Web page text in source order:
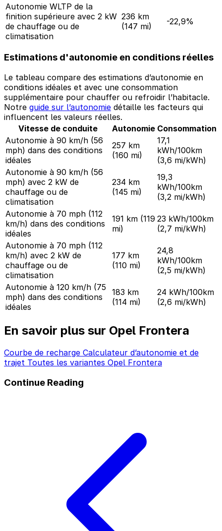
Autonomie WLTP de la
finition supérieure avec 2 kW
de chauffage ou de
climatisation
236 km
(147 mi)
-22,9%
Estimations d'autonomie en conditions réelles
Le tableau compare des estimations d’autonomie en
conditions idéales et avec une consommation
supplémentaire pour chauffer ou refroidir l’habitacle.
Notre guide sur l’autonomie détaille les facteurs qui
influencent les valeurs réelles.
Vitesse de conduite
Autonomie Consommation
Autonomie à 90 km/h (56
mph) dans des conditions
idéales
257 km
(160 mi)
17,1
kWh/100km
(3,6 mi/kWh)
Autonomie à 90 km/h (56
mph) avec 2 kW de
chauffage ou de
climatisation
234 km
(145 mi)
19,3
kWh/100km
(3,2 mi/kWh)
Autonomie à 70 mph (112
km/h) dans des conditions
idéales
191 km (119
mi)
23 kWh/100km
(2,7 mi/kWh)
Autonomie à 70 mph (112
km/h) avec 2 kW de
chauffage ou de
climatisation
177 km
(110 mi)
24,8
kWh/100km
(2,5 mi/kWh)
Autonomie à 120 km/h (75
mph) dans des conditions
idéales
183 km
(114 mi)
24 kWh/100km
(2,6 mi/kWh)
En savoir plus sur Opel Frontera
Courbe de recharge Calculateur d’autonomie et de
trajet Toutes les variantes Opel Frontera
Continue Reading